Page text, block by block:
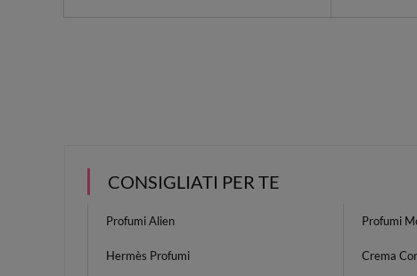
CONSIGLIATI PER TE
Profumi Alien Profumi
Hermès Profumi Crema